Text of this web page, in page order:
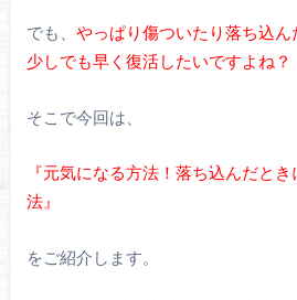
でも、 やっぱり傷ついたり落ち込ん
少しでも早く復活したいですよね？
そこで今回は、
『元気になる方法！落ち込んだと
法』
をご紹介します。